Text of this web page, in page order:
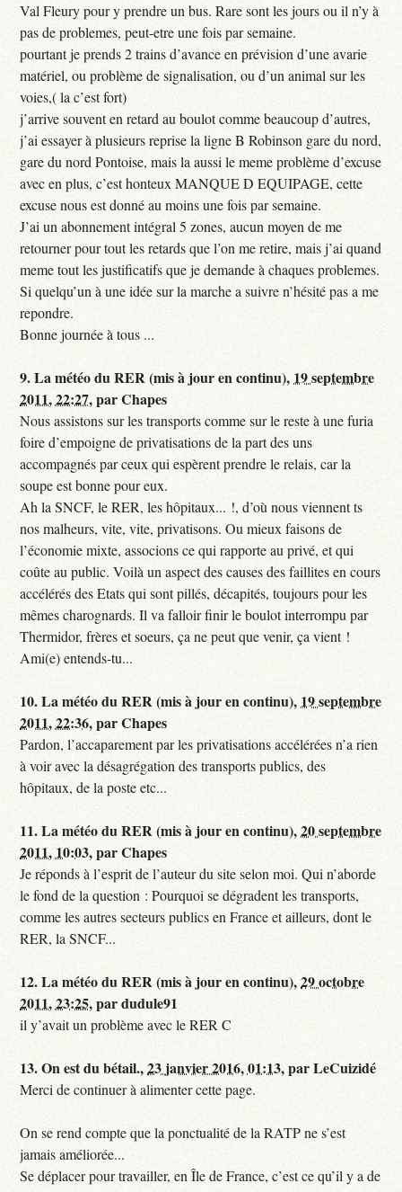
Val Fleury pour y prendre un bus. Rare sont les jours ou il n’y à
pas de problemes, peut-etre une fois par semaine.
pourtant je prends 2 trains d’avance en prévision d’une avarie
matériel, ou problème de signalisation, ou d’un animal sur les
voies,( la c’est fort)
j’arrive souvent en retard au boulot comme beaucoup d’autres,
j’ai essayer à plusieurs reprise la ligne B Robinson gare du nord,
gare du nord Pontoise, mais la aussi le meme problème d’excuse
avec en plus, c’est honteux MANQUE D EQUIPAGE, cette
excuse nous est donné au moins une fois par semaine.
J’ai un abonnement intégral 5 zones, aucun moyen de me
retourner pour tout les retards que l’on me retire, mais j’ai quand
meme tout les justificatifs que je demande à chaques problemes.
Si quelqu’un à une idée sur la marche a suivre n’hésité pas a me
repondre.
Bonne journée à tous ...
9.La météo du RER (mis à jour en continu), 19 septembre
2011, 22:27,parChapes
Nous assistons sur les transports comme sur le reste à une furia
foire d’empoigne de privatisations de la part des uns
accompagnés par ceux qui espèrent prendre le relais, car la
soupe est bonne pour eux.
Ah la SNCF, le RER, les hôpitaux... !, d’où nous viennent ts
nos malheurs, vite, vite, privatisons. Ou mieux faisons de
l’économie mixte, associons ce qui rapporte au privé, et qui
coûte au public. Voilà un aspect des causes des faillites en cours
accélérés des Etats qui sont pillés, décapités, toujours pour les
mêmes charognards. Il va falloir finir le boulot interrompu par
Thermidor, frères et soeurs, ça ne peut que venir, ça vient !
Ami(e) entends-tu...
10.La météo du RER (mis à jour en continu), 19 septembre
2011, 22:36,parChapes
Pardon, l’accaparement par les privatisations accélérées n’a rien
à voir avec la désagrégation des transports publics, des
hôpitaux, de la poste etc...
11.La météo du RER (mis à jour en continu),20 septembre
2011, 10:03,parChapes
Je réponds à l’esprit de l’auteur du site selon moi. Qui n’aborde
le fond de la question : Pourquoi se dégradent les transports,
comme les autres secteurs publics en France et ailleurs, dont le
RER, la SNCF...
12.La météo du RER (mis à jour en continu),29 octobre
2011, 23:25,pardudule91
il y’avait un problème avec le RER C
13.On est du bétail.,23 janvier 2016, 01:13,parLeCuizidé
Merci de continuer à alimenter cette page.
On se rend compte que la ponctualité de la RATP ne s’est
jamais améliorée...
Se déplacer pour travailler, en Île de France, c’est ce qu’il y a de